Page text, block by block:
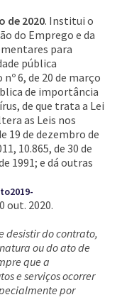
de 2020. Institui o
do Emprego e da
para
pública
6, de 20 de março
de importância
de que trata a Lei
as Leis nos
19 de dezembro de
10.865, de 30 de
1991; e dá outras
out. 2020.
desistir do contrato,
ou do ato de
que a
e serviços ocorrer
por